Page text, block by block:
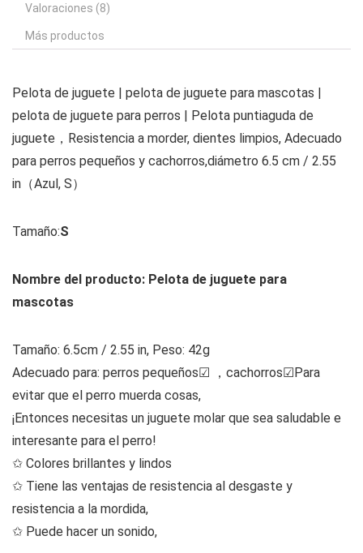
Valoraciones (8)
Más productos
Pelota de juguete | pelota de juguete para mascotas |
pelota de juguete para perros | Pelota puntiaguda de
juguete，Resistencia a morder, dientes limpios, Adecuado
para perros pequeños y cachorros,diámetro 6.5 cm / 2.55
in（Azul, S）
Tamaño:S
Nombre del producto: Pelota de juguete para
mascotas
Tamaño: 6.5cm / 2.55 in, Peso: 42g
Adecuado para: perros pequeños☑ ，cachorros☑Para
evitar que el perro muerda cosas,
¡Entonces necesitas un juguete molar que sea saludable e
interesante para el perro!
✩ Colores brillantes y lindos
✩ Tiene las ventajas de resistencia al desgaste y
resistencia a la mordida,
✩ Puede hacer un sonido,